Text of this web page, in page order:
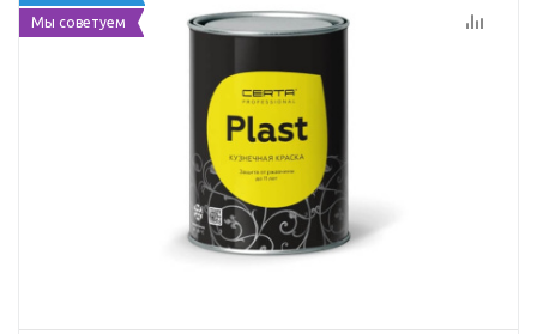
Мы советуем